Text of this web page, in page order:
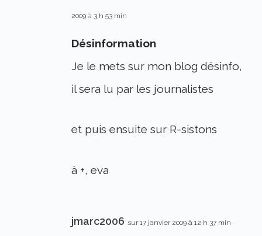
2009 à 3 h 53 min
Désinformation
Je le mets sur mon blog désinfo,
il sera lu par les journalistes
et puis ensuite sur R-sistons
à +, eva
jmarc2006 sur 17 janvier 2009 à 12 h 37 min